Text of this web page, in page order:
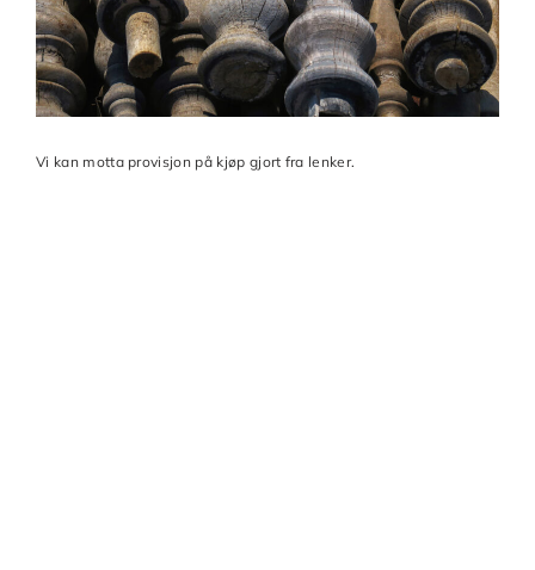
Vi kan motta provisjon på kjøp gjort fra lenker.